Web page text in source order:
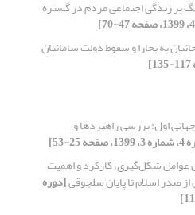
بر زندگی اجتماعی مردم در گستره
به بخارا و سقوط دولت سامانیان
اول: بررسی راهبردها و
25-53]
عوامل شکل‌گیری، کارکرد و اهمیت
صدر اسلام تا پایان سلجوقی[دوره